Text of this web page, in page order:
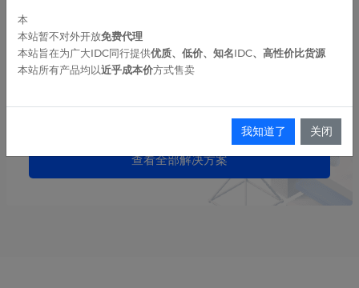
通用解决方案
查看全部解决方案
本
本站暂不对外开放免费代理
本站旨在为广大IDC同行提供优质、低价、知名IDC、高性价比货源
本站所有产品均以近乎成本价方式售卖
我知道了 关闭